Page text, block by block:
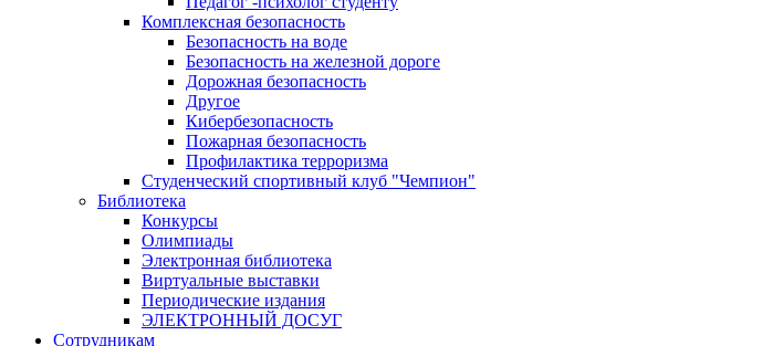
Комплексная безопасность
Безопасность на воде
Безопасность на железной дороге
Дорожная безопасность
Другое
Кибербезопасность
Пожарная безопасность
Профилактика терроризма
Студенческий спортивный клуб "Чемпион"
Библиотека
Конкурсы
Олимпиады
Электронная библиотека
Виртуальные выставки
Периодические издания
ЭЛЕКТРОННЫЙ ДОСУГ
Сотрудникам